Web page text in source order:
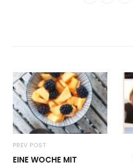
PREV POST
EINE WOCHE MIT